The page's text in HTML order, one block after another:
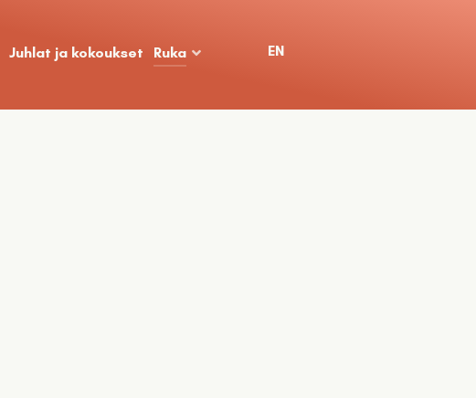
Juhlat ja kokoukset Ruka Valitse kieli
EN